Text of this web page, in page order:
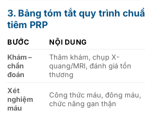
3. Bảng tóm tắt quy trình
tiêm PRP
BƯỚC NỘI DUNG
Khám –
chẩn
đoán
Thăm khám, chụp X-
quang/MRI, đánh giá tổn
thương
Xét
nghiệm
máu
Công thức máu, đông máu,
chức năng gan thận